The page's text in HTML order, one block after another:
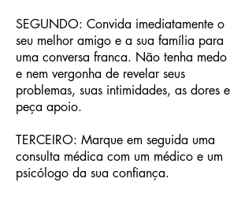
SEGUNDO: Convida imediatamente o
seu melhor amigo e a sua família para
uma conversa franca. Não tenha medo
e nem vergonha de revelar seus
problemas, suas intimidades, as dores e
peça apoio.
TERCEIRO: Marque em seguida uma
consulta médica com um médico e um
psicólogo da sua confiança.